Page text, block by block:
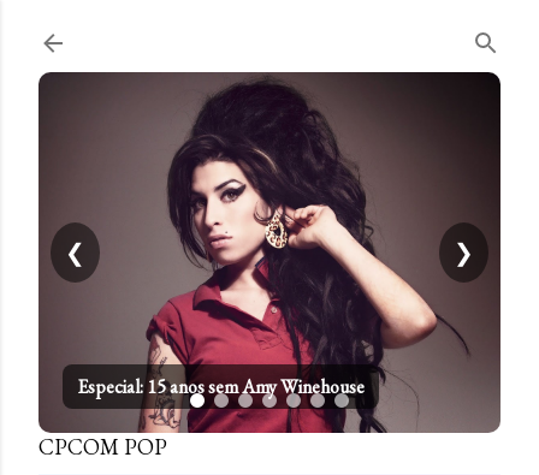
Especial: 15 anos sem Amy Winehouse
❮ ❯
CPCOM POP